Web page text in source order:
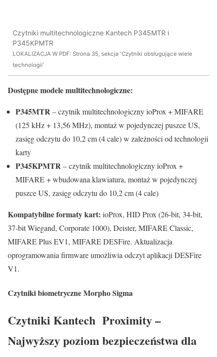
Czytniki multitechnologiczne Kantech P345MTR i
P345KPMTR
LOKALIZACJA W PDF: Strona 35, sekcja 'Czytniki obsługujące wiele
technologii'
Dostępne modele multitechnologiczne:
P345MTR– czytnik multitechnologiczny ioProx + MIFARE
(125 kHz + 13,56 MHz), montaż w pojedynczej puszce US,
zasięg odczytu do 10,2 cm (4 cale) w zależności od technologii
karty
P345KPMTR– czytnik multitechnologiczny ioProx +
MIFARE + wbudowana klawiatura, montaż w pojedynczej
puszce US, zasięg odczytu do 10,2 cm (4 cale)
Kompatybilne formaty kart: ioProx, HID Prox (26-bit, 34-bit,
37-bit Wiegand, Corporate 1000), Deister, MIFARE Classic,
MIFARE Plus EV1, MIFARE DESFire. Aktualizacja
oprogramowania firmware umożliwia odczyt aplikacji DESFire
V1.
Czytniki biometryczne Morpho Sigma
Czytniki Kantech Proximity –
Najwyższy poziom bezpieczeństwa dla